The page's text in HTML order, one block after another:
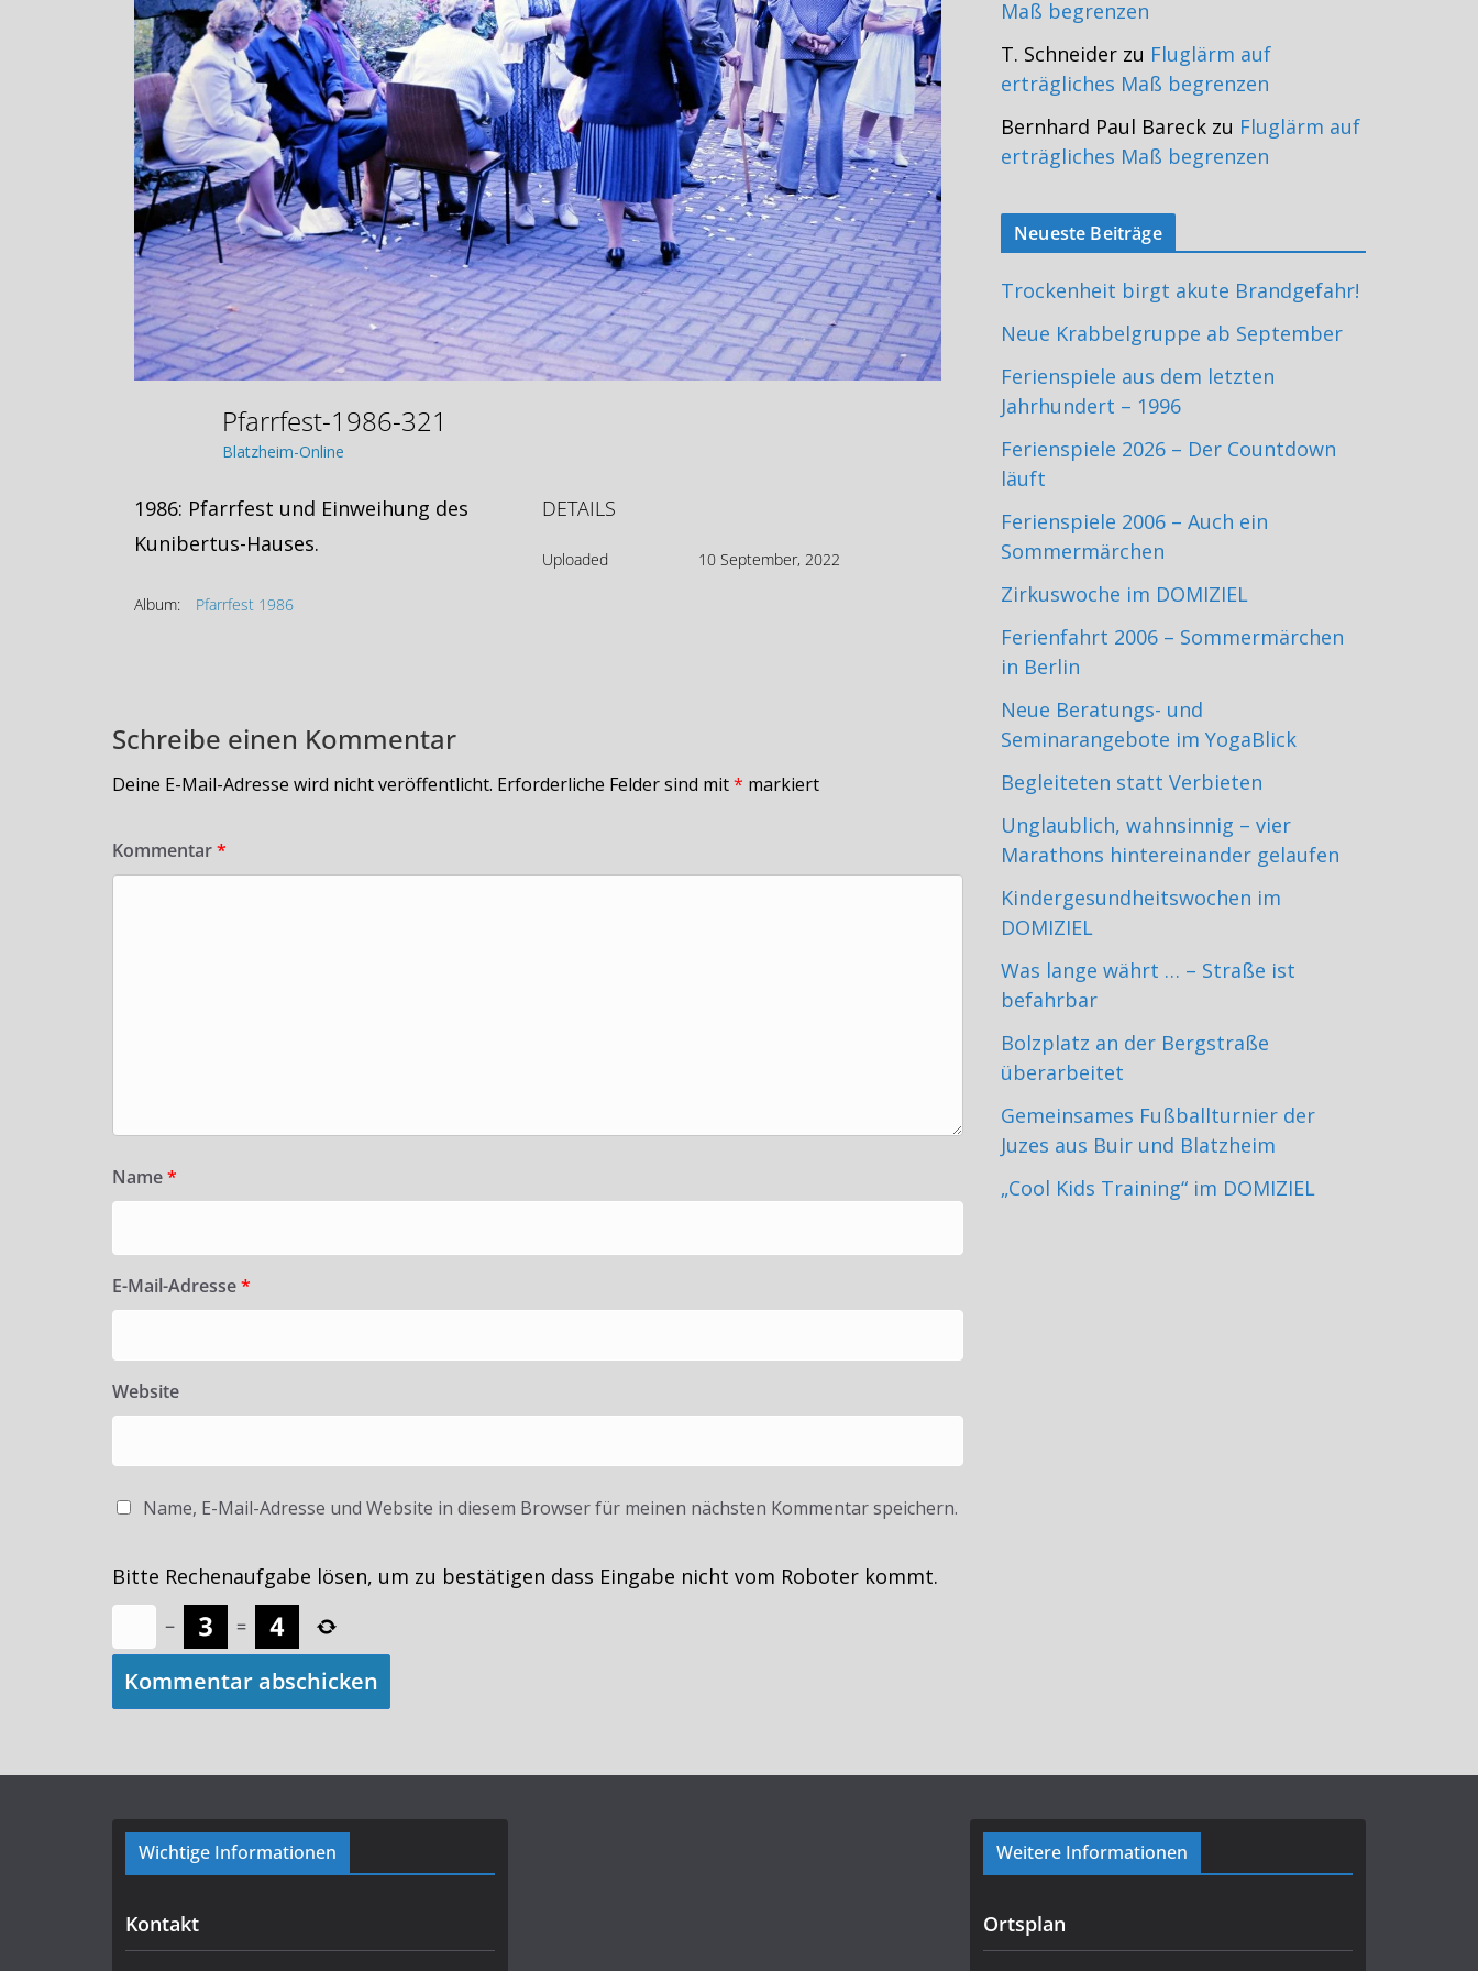
Pfarrfest-1986-321
Blatzheim-Online
1986: Pfarrfest und Einweihung des
Kunibertus-Hauses.
Album: Pfarrfest 1986
DETAILS
Uploaded 10 September, 2022
Schreibe einen Kommentar
Deine E-Mail-Adresse wird nicht veröffentlicht. Erforderliche Felder sind mit* markiert
Kommentar*
Name*
E-Mail-Adresse*
Website
Name, E-Mail-Adresse und Website in diesem Browser für meinen nächsten Kommentar speichern.
Bitte Rechenaufgabe lösen, um zu bestätigen dass Eingabe nicht vom Roboter kommt.
− =
Maß begrenzen
T. Schneider zu Fluglärm auf
erträgliches Maß begrenzen
Bernhard Paul Bareck zu Fluglärm auf
erträgliches Maß begrenzen
Neueste Beiträge
Trockenheit birgt akute Brandgefahr!
Neue Krabbelgruppe ab September
Ferienspiele aus dem letzten
Jahrhundert – 1996
Ferienspiele 2026 – Der Countdown
läuft
Ferienspiele 2006 – Auch ein
Sommermärchen
Zirkuswoche im DOMIZIEL
Ferienfahrt 2006 – Sommermärchen
in Berlin
Neue Beratungs- und
Seminarangebote im YogaBlick
Begleiteten statt Verbieten
Unglaublich, wahnsinnig – vier
Marathons hintereinander gelaufen
Kindergesundheitswochen im
DOMIZIEL
Was lange währt … – Straße ist
befahrbar
Bolzplatz an der Bergstraße
überarbeitet
Gemeinsames Fußballturnier der
Juzes aus Buir und Blatzheim
„Cool Kids Training“ im DOMIZIEL
Wichtige Informationen
Kontakt
Weitere Informationen
Ortsplan